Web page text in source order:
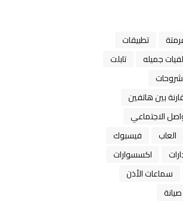
تطبيقات
جميله
تابلت
شروحات
بين هاتفين
الاجتماعي
العاب
فيسبوك
اكسسوارات
سماعات الأذن
صيانة